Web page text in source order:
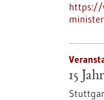
https://
15